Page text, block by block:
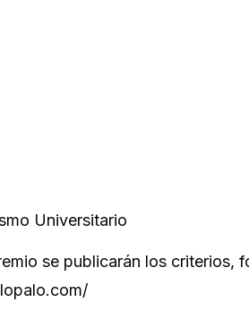
Universitario
se publicarán los